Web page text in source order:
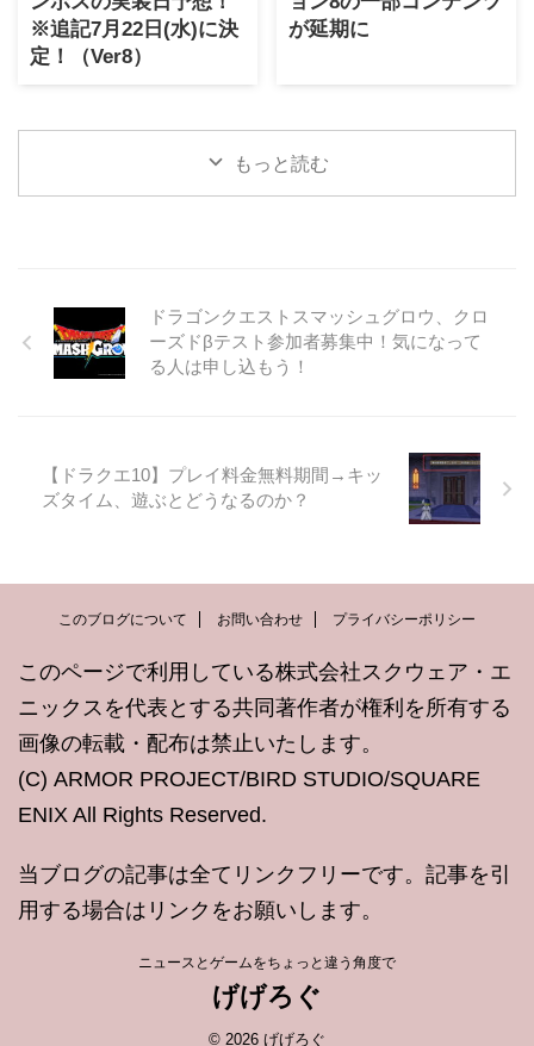
※追記7月22日(水)に決
定！（Ver8）
が延期に
もっと読む
ドラゴンクエストスマッシュグロウ、クロ
ーズドβテスト参加者募集中！気になって
る人は申し込もう！
【ドラクエ10】プレイ料金無料期間→キッ
ズタイム、遊ぶとどうなるのか？
このブログについて お問い合わせ プライバシーポリシー
このページで利用している株式会社スクウェア・エ
ニックスを代表とする共同著作者が権利を所有する
画像の転載・配布は禁止いたします。
(C) ARMOR PROJECT/BIRD STUDIO/SQUARE
ENIX All Rights Reserved.
当ブログの記事は全てリンクフリーです。記事を引
用する場合はリンクをお願いします。
ニュースとゲームをちょっと違う角度で
げげろぐ
© 2026 げげろぐ